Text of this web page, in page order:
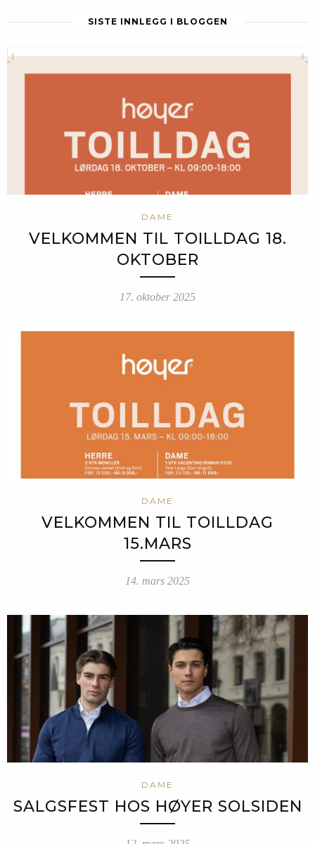
SISTE INNLEGG I BLOGGEN
DAME
VELKOMMEN TIL TOILLDAG 18.
OKTOBER
17. oktober 2025
DAME
VELKOMMEN TIL TOILLDAG
15.MARS
14. mars 2025
DAME
SALGSFEST HOS HØYER SOLSIDEN